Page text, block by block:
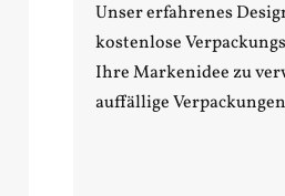
Unser erfahrenes
kostenlose
Ihre Markenidee zu
auffällige